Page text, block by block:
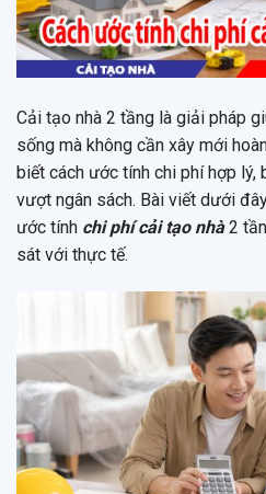
Cải tạo nhà 2 tầng là giải pháp
sống mà không cần xây mới
biết cách ước tính chi phí hợp lý,
vượt ngân sách. Bài viết dưới
ước tính chi phí cải tạo nhà2
sát với thực tế.